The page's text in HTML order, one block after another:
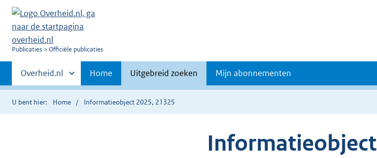
U
Publicaties Officiële publicaties
Primaire
navigatie
Andere
sites
binnen
Overheid.nl Home Uitgebreid zoeken Mijn abonnementen
U bent hier: Home Informatieobject 2025, 21325
Informatieobject